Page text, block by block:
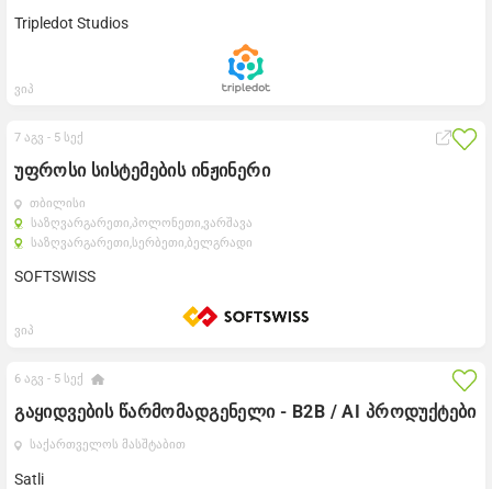
Tripledot Studios
ვიპ
უფროსი სისტემების ინჟინერი
თბილისი
საზღვარგარეთი,პოლონეთი,ვარშავა
საზღვარგარეთი,სერბეთი,ბელგრადი
SOFTSWISS
7 აგვ - 5 სექ
ვიპ
გაყიდვების წარმომადგენელი - B2B / AI პროდუქტები
საქართველოს მასშტაბით
Satli
6 აგვ - 5 სექ